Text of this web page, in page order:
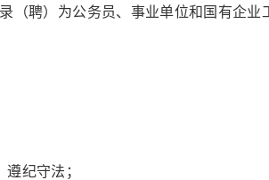
（聘）为公务员、事业单位和国有企业
纪守法；